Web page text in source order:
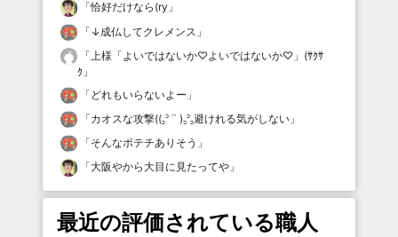
「恰好だけなら(ry 」
「 ↓成仏してクレメンス 」
「 上様「よいではないか♡よいではないか♡」(ｻｸｻ
ｸ 」
「 どれもいらないよー 」
「カオスな攻撃((꜆꜄ ˙˙ )꜆꜄꜆避けれる気がしない 」
「そんなポテチありそう 」
「大阪やから大目に見たってや 」
最近の評価されている職人